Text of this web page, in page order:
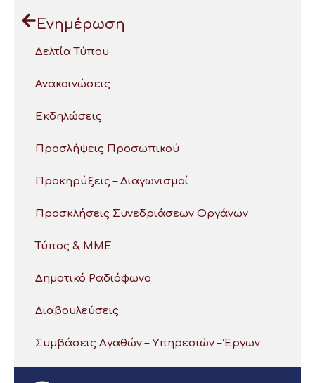
Ενημέρωση
Δελτία Τύπου
Ανακοινώσεις
Εκδηλώσεις
Προσλήψεις Προσωπικού
Προκηρύξεις – Διαγωνισμοί
Προσκλήσεις Συνεδριάσεων Οργάνων
Τύπος & ΜΜΕ
Δημοτικό Ραδιόφωνο
Διαβουλεύσεις
Συμβάσεις Αγαθών – Υπηρεσιών – Έργων